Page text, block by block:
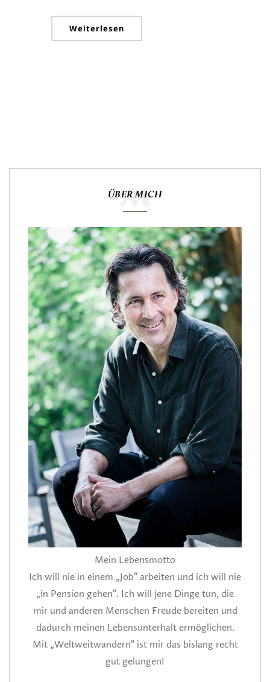
Weiterlesen
ÜBER MICH
Mein Lebensmotto
Ich will nie in einem „Job“ arbeiten und ich will nie
„in Pension gehen“. Ich will jene Dinge tun, die
mir und anderen Menschen Freude bereiten und
dadurch meinen Lebensunterhalt ermöglichen.
Mit „Weltweitwandern“ ist mir das bislang recht
gut gelungen!